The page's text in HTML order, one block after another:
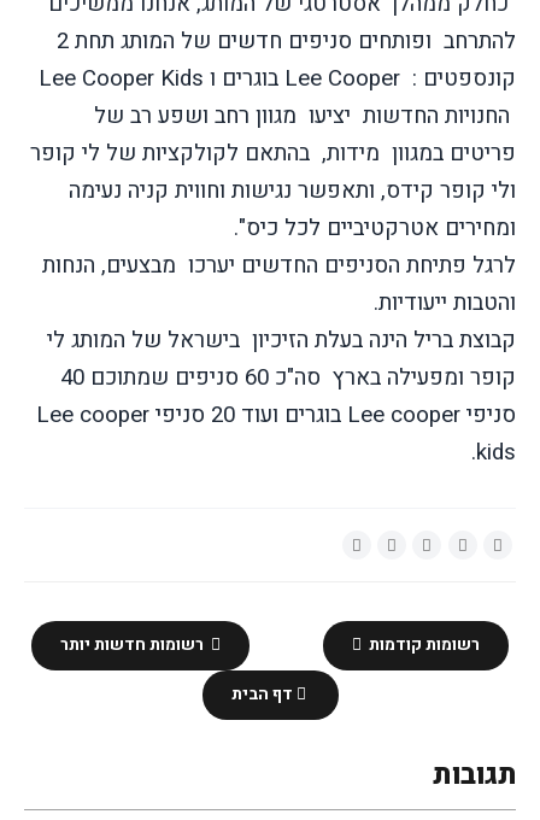
להתרחב
ופותחים סניפים חדשים של המותג תחת 2
קונספטים : Lee Cooper בוגרים ו Lee Cooper Kids
החנויות החדשות יציעו מגוון רחב ושפע רב של
פריטים במגוון מידות, בהתאם לקולקציות של לי קופר
ולי קופר קידס, ותאפשר נגישות וחווית קניה נעימה
ומחירים אטרקטיביים לכל כיס".
לרגל פתיחת הסניפים החדשים יערכו מבצעים, הנחות
והטבות ייעודיות.
קבוצת בריל הינה בעלת הזיכיון בישראל של המותג לי
קופר ומפעילה בארץ
סה"כ 60 סניפים שמתוכם 40
סניפיLee cooper בוגרים ועוד 20 סניפי
Lee cooper
kids
.
רשומות חדשות יותר רשומות קודמות
דף הבית
תגובות